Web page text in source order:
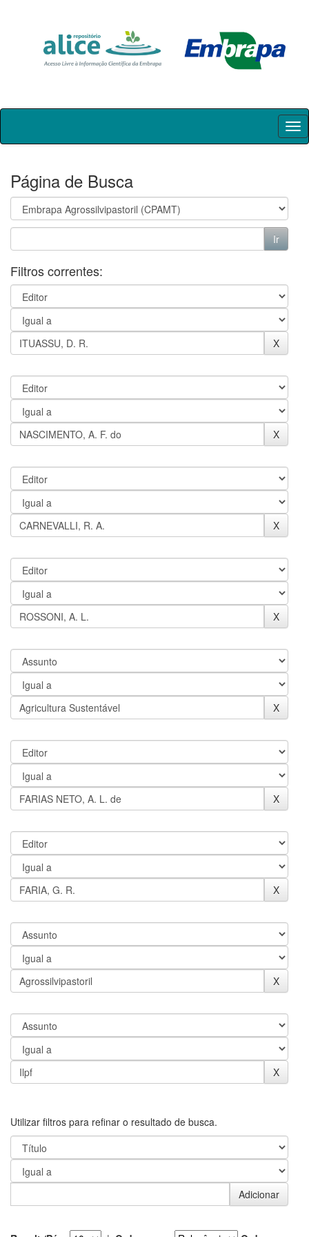
Skip
Página de Busca
Filtros correntes:
Utilizar filtros para refinar o resultado de busca.